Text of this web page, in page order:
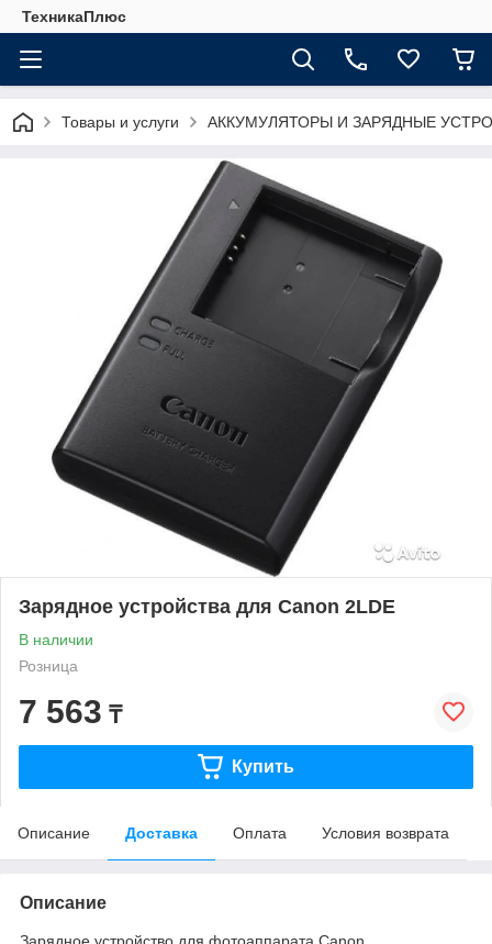
ТехникаПлюс
Товары и услуги АККУМУЛЯТОРЫ И ЗАРЯДНЫЕ
Зарядное устройства для Canon 2LDE
В наличии
Розница
7 563 ₸
Купить
Описание Доставка Оплата Условия возврата
Описание
Зарядное устройство для фотоаппарата Canon